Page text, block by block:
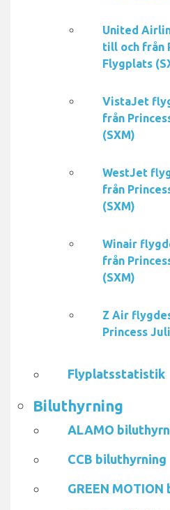
United
till och från
Flygplats
VistaJet
från
(SXM)
WestJet
från
(SXM)
Winair
från
(SXM)
Z Air
Princess
Flyplatsstatistik
Biluthyrning
ALAMO
CCB biluthyrning
GREEN